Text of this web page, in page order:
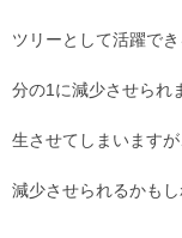
ツリーとして活躍で
分の1に減少させられ
生させてしまいます
減少させられるかもし